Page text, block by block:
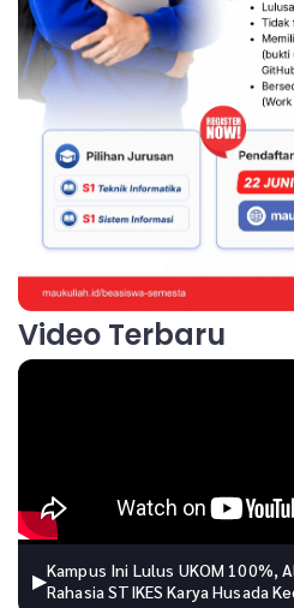
Video Terbaru
▶Kampus Ini Lulus UKOM 100%,
Rahasia STIKES Karya Husada